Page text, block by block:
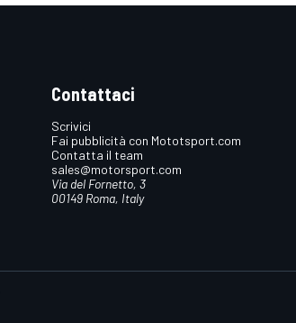
Contattaci
Scrivici
Fai pubblicità con Mototsport.com
Contatta il team
sales@motorsport.com
Via del Fornetto, 3
00149 Roma, Italy